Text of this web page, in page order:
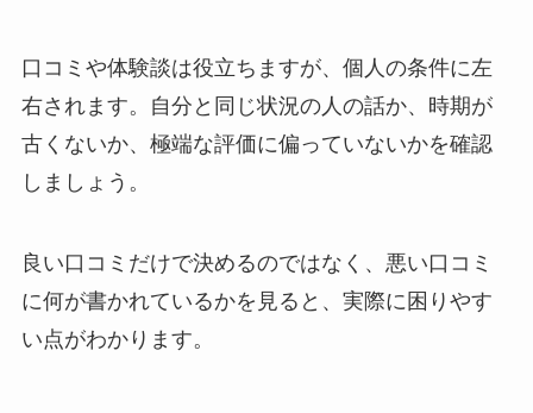
口コミや体験談は役立ちますが、個人の条件に左
右されます。自分と同じ状況の人の話か、時期が
古くないか、極端な評価に偏っていないかを確認
しましょう。
良い口コミだけで決めるのではなく、悪い口コミ
に何が書かれているかを見ると、実際に困りやす
い点がわかります。